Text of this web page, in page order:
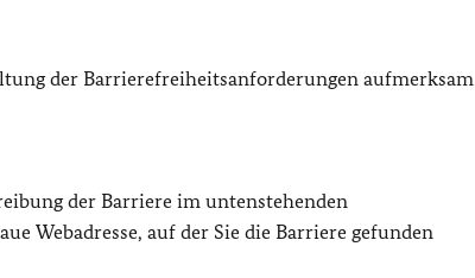
der Barrierefreiheitsanforderungen aufmerksam
der Barriere im untenstehenden
Webadresse, auf der Sie die Barriere gefunden